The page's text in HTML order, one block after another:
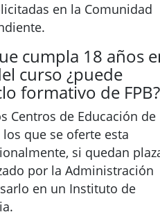
en la Comunidad
cumpla 18 años
curso ¿puede
formativo de FPB?
Centros de Educación de
que se oferte esta
si quedan
por la Administración
en un Instituto de